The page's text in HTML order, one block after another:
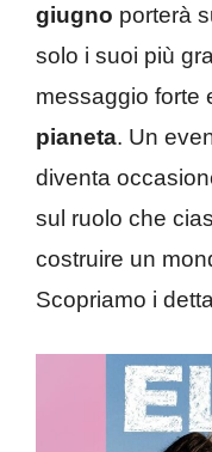
giugno porterà
solo i suoi più
messaggio forte
pianeta. Un
diventa
sul ruolo che
costruire un
Scopriamo i